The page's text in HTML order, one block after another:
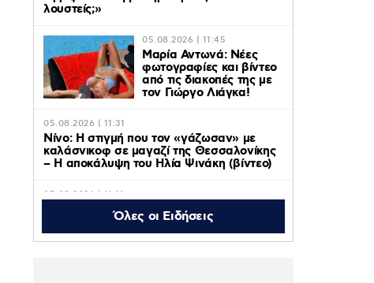
λουστείς;»
05.08.2026 | 11:45
Μαρία Αντωνά: Νέες
φωτογραφίες και βίντεο
από τις διακοπές της με
τον Γιώργο Λιάγκα!
05.08.2026 | 11:31
Νίνο: Η στιγμή που τον «γάζωσαν» με
καλάσνικοφ σε μαγαζί της Θεσσαλονίκης
– Η αποκάλυψη του Ηλία Ψινάκη (βίντεο)
05.08.2026 | 11:11
Axios: ΗΠΑ, Ιράν και Ομάν κοντά σε
συμφωνία για το άνοιγμα των Στενών του
Ορμούζ – Οι όροι
Όλες οι Ειδήσεις